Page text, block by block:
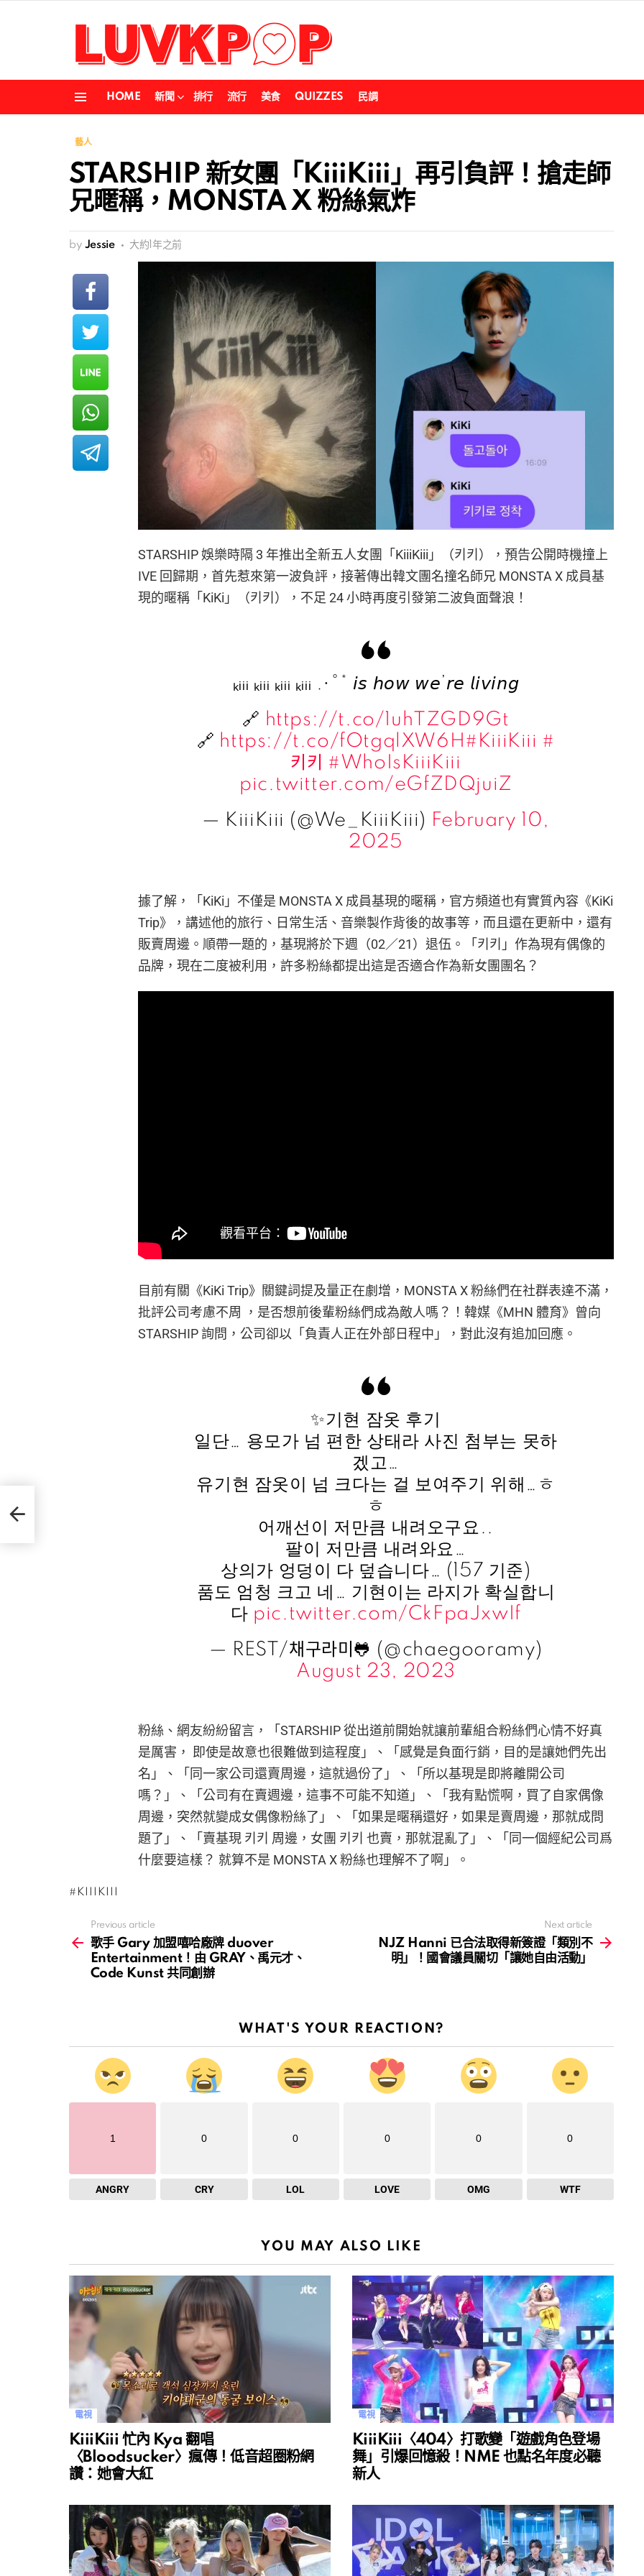
HOME 新聞 排行 流行 美食 QUIZZES 民調
藝人
STARSHIP 新女團「KiiiKiii」再引負評！搶走師
兄暱稱，MONSTA X 粉絲氣炸
by Jessie 大約1年之前
STARSHIP 娛樂時隔 3 年推出全新五人女團「KiiiKiii」（키키），預告公開時機撞上
IVE 回歸期，首先惹來第一波負評，接著傳出韓文團名撞名師兄 MONSTA X 成員基
現的暱稱「KiKi」（키키），不足 24 小時再度引發第二波負面聲浪！
ₖᵢᵢᵢ ₖᵢᵢᵢ ₖᵢᵢᵢ ₖᵢᵢᵢ .•°* 𝘪𝘴 𝘩𝘰𝘸 𝘸𝘦’𝘳𝘦 𝘭𝘪𝘷𝘪𝘯𝘨
🔗 https://t.co/1uhTZGD9Gt
🔗 https://t.co/fOtgqlXW6H #KiiiKiii #
키키
#WhoIsKiiiKiii
pic.twitter.com/eGfZDQjuiZ
— KiiiKiii (@We_KiiiKiii) February 10,
2025
據了解，「KiKi」不僅是 MONSTA X 成員基現的暱稱，官方頻道也有實質內容《KiKi
Trip》，講述他的旅行、日常生活、音樂製作背後的故事等，而且還在更新中，還有
販賣周邊。順帶一題的，基現將於下週（02／21）退伍。「키키」作為現有偶像的
品牌，現在二度被利用，許多粉絲都提出這是否適合作為新女團團名？
目前有關《KiKi Trip》關鍵詞提及量正在劇增，MONSTA X 粉絲們在社群表達不滿，
批評公司考慮不周 ，是否想前後輩粉絲們成為敵人嗎？！韓媒《MHN 體育》曾向
STARSHIP 詢問，公司卻以「負責人正在外部日程中」，對此沒有追加回應。
✨기현 잠옷 후기
일단… 용모가 넘 편한 상태라 사진 첨부는 못하
겠고…
유기현 잠옷이 넘 크다는 걸 보여주기 위해…ㅎ
ㅎ
어깨선이 저만큼 내려오구요..
팔이 저만큼 내려와요…
상의가 엉덩이 다 덮습니다… (157 기준)
품도 엄청 크고 네… 기현이는 라지가 확실합니
다 pic.twitter.com/CkFpaJxwIf
— REST/채구라미🐸 (@chaegooramy)
August 23, 2023
粉絲、網友紛紛留言，「STARSHIP 從出道前開始就讓前輩組合粉絲們心情不好真
是厲害， 即使是故意也很難做到這程度」、「感覺是負面行銷，目的是讓她們先出
名」、「同一家公司還賣周邊，這就過份了」、「所以基現是即將離開公司
嗎？」、「公司有在賣週邊，這事不可能不知道」、「我有點慌啊，買了自家偶像
周邊，突然就變成女偶像粉絲了」、「如果是暱稱還好，如果是賣周邊，那就成問
題了」、「賣基現 키키 周邊，女團 키키 也賣，那就混亂了」、「同一個經紀公司爲
什麼要這樣？ 就算不是 MONSTA X 粉絲也理解不了啊」。
KIIIKIII
more
Previous article
歌手 Gary 加盟嘻哈廠牌 duover
Entertainment！由 GRAY、禹元才、
Code Kunst 共同創辦
Next article
NJZ Hanni 已合法取得新簽證「類別不
明」！國會議員關切「讓她自由活動」
WHAT'S YOUR REACTION?
1
ANGRY
0
CRY
0
LOL
0
LOVE
0
OMG
0
WTF
YOU MAY ALSO LIKE
電視
KiiiKiii 忙內 Kya 翻唱
〈Bloodsucker〉瘋傳！低音超圈粉網
讚：她會大紅
電視
KiiiKiii〈404〉打歌變「遊戲角色登場
舞」引爆回憶殺！NME 也點名年度必聽
新人